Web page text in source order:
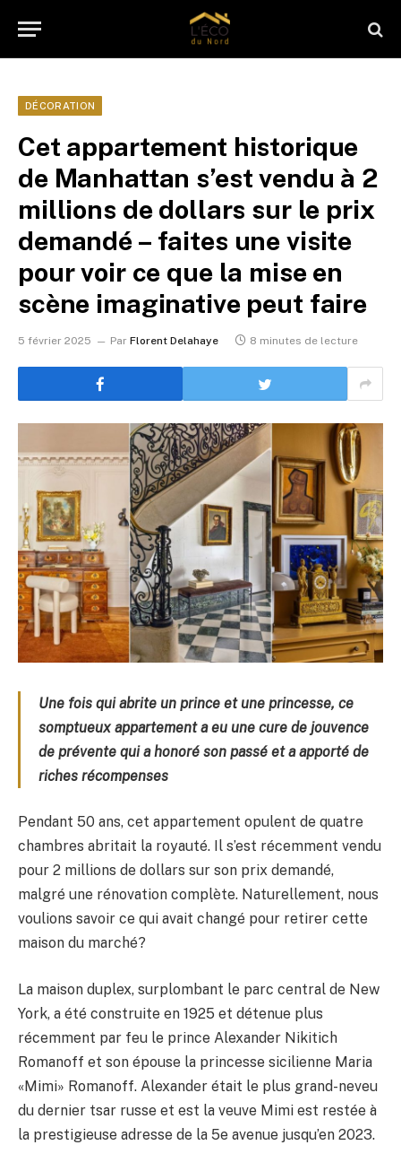
DÉCORATION
Cet appartement historique
de Manhattan s’est vendu à 2
millions de dollars sur le prix
demandé – faites une visite
pour voir ce que la mise en
scène imaginative peut faire
5 février 2025 Par Florent Delahaye 8 minutes de lecture
Une fois qui abrite un prince et une princesse, ce
somptueux appartement a eu une cure de jouvence
de prévente qui a honoré son passé et a apporté de
riches récompenses
Pendant 50 ans, cet appartement opulent de quatre
chambres abritait la royauté. Il s’est récemment vendu
pour 2 millions de dollars sur son prix demandé,
malgré une rénovation complète. Naturellement, nous
voulions savoir ce qui avait changé pour retirer cette
maison du marché?
La maison duplex, surplombant le parc central de New
York, a été construite en 1925 et détenue plus
récemment par feu le prince Alexander Nikitich
Romanoff et son épouse la princesse sicilienne Maria
«Mimi» Romanoff. Alexander était le plus grand-neveu
du dernier tsar russe et est la veuve Mimi est restée à
la prestigieuse adresse de la 5e avenue jusqu’en 2023.